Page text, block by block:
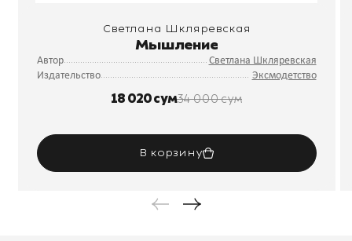
Светлана Шкляревская
Мышление
Автор
Светлана Шкляревская
Издательство
Эксмодетство
18 020 сум34 000 сум
В корзину